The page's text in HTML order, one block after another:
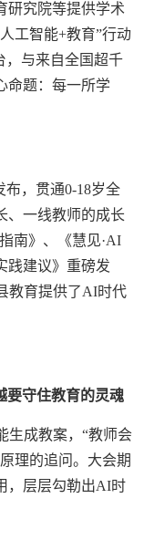
研究院等提供学术
工智能+教育”行动
，与来自全国超千
命题：每一所学
布，贯通0-18岁全
、一线教师的成长
南》、《慧见·AI
践建议》重磅发
教育提供了AI时代
要守住教育的灵魂
生成教案，“教师会
理的追问。大会期
，层层勾勒出AI时